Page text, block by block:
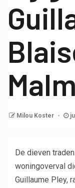
Milou Koster
De dieven
woningoverval
Guillaume Pley,